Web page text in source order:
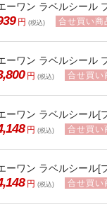
ーワン ラベルシール
円 (税込) 合せ買い商
ーワン ラベルシール
円 (税込) 合せ買い
ーワン ラベルシール[
円 (税込) 合せ買い
ーワン ラベルシール[
円 (税込) 合せ買い